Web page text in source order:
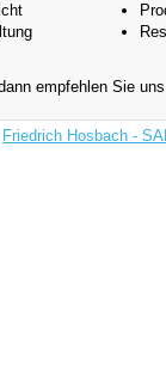
empfehlen Sie
Friedrich Hosbach -